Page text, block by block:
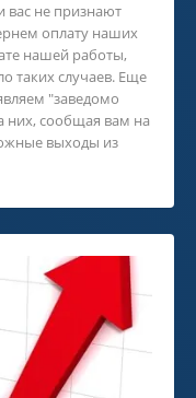
вас не признают
оплату наших
нашей работы,
таких случаев. Еще
"заведомо
них, сообщая вам на
выходы из